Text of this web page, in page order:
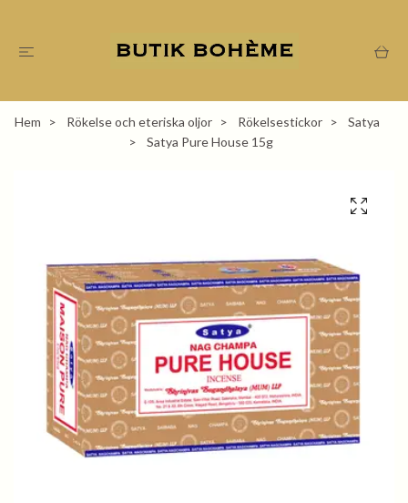
Hem Rökelse och eteriska oljor Rökelsestickor
Satya
Satya Pure House 15g